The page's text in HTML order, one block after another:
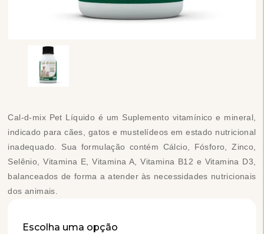
Cal-d-mix Pet Líquido é um Suplemento vitamínico e mineral,
indicado para cães, gatos e mustelídeos em estado nutricional
inadequado. Sua formulação contém Cálcio, Fósforo, Zinco,
Selênio, Vitamina E, Vitamina A, Vitamina B12 e Vitamina D3,
balanceados de forma a atender às necessidades nutricionais
dos animais.
Escolha uma opção